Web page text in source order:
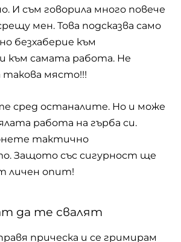
И съм говорила много повече
мен. Това подсказва само
безхаберие към
самата работа. Не
такова място!!!
сред останалите. Но и може
работа на гърба си.
тактично
Защото със сигурност ще
личен опит!
да те свалят
прическа и се гримирам